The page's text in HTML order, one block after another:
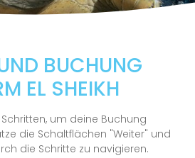
BUCHUNG
EL SHEIKH
um deine Buchung
die Schaltflächen "Weiter" und
die Schritte zu navigieren.